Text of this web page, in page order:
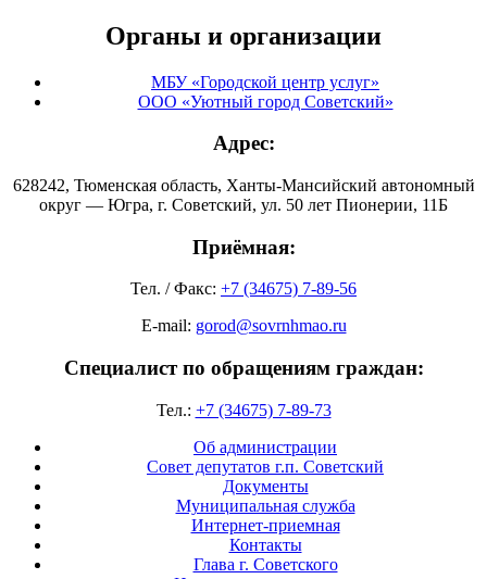
Органы и организации
МБУ «Городской центр услуг»
ООО «Уютный город Советский»
Адрес:
628242, Тюменская область, Ханты-Мансийский автономный
округ — Югра, г. Советский, ул. 50 лет Пионерии, 11Б
Приёмная:
Тел. / Факс: +7 (34675) 7-89-56
E-mail: gorod@sovrnhmao.ru
Специалист по обращениям граждан:
Тел.: +7 (34675) 7-89-73
Об администрации
Совет депутатов г.п. Советский
Документы
Муниципальная служба
Интернет-приемная
Контакты
Глава г. Советского